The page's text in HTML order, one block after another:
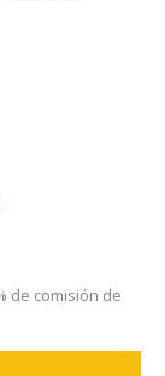
de comisión de